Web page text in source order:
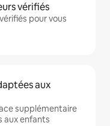
vérifiés
pour vous
aux
supplémentaire
aux enfants